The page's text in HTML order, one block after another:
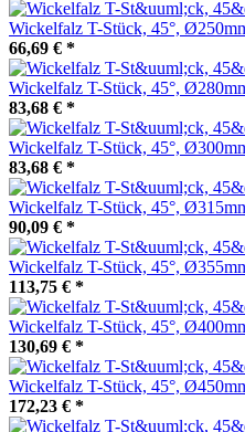
Wickelfalz T-Stück, 45°,
66,69 € *
Wickelfalz T-Stück, 45°,
83,68 € *
Wickelfalz T-Stück, 45°,
83,68 € *
Wickelfalz T-Stück, 45°,
90,09 € *
Wickelfalz T-Stück, 45°,
113,75 € *
Wickelfalz T-Stück, 45°,
130,69 € *
Wickelfalz T-Stück, 45°,
172,23 € *